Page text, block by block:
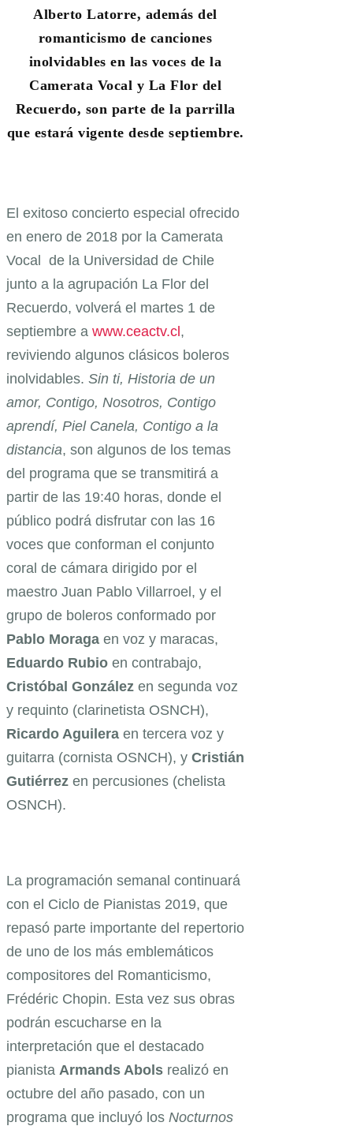
Alberto Latorre, además del
romanticismo de canciones
inolvidables en las voces de la
Camerata Vocal y La Flor del
Recuerdo, son parte de la parrilla
que estará vigente desde septiembre.
El exitoso concierto especial ofrecido
en enero de 2018 por la Camerata
Vocal de la Universidad de Chile
junto a la agrupación La Flor del
Recuerdo, volverá el martes 1 de
septiembre a www.ceactv.cl,
reviviendo algunos clásicos boleros
inolvidables. Sin ti, Historia de un
amor, Contigo, Nosotros, Contigo
aprendí, Piel Canela, Contigo a la
distancia, son algunos de los temas
del programa que se transmitirá a
partir de las 19:40 horas, donde el
público podrá disfrutar con las 16
voces que conforman el conjunto
coral de cámara dirigido por el
maestro Juan Pablo Villarroel, y el
grupo de boleros conformado por
Pablo Moraga en voz y maracas,
Eduardo Rubio en contrabajo,
Cristóbal González en segunda voz
y requinto (clarinetista OSNCH),
Ricardo Aguilera en tercera voz y
guitarra (cornista OSNCH), y Cristián
Gutiérrez en percusiones (chelista
OSNCH).
La programación semanal continuará
con el Ciclo de Pianistas 2019, que
repasó parte importante del repertorio
de uno de los más emblemáticos
compositores del Romanticismo,
Frédéric Chopin. Esta vez sus obras
podrán escucharse en la
interpretación que el destacado
pianista Armands Abols realizó en
octubre del año pasado, con un
programa que incluyó los Nocturnos